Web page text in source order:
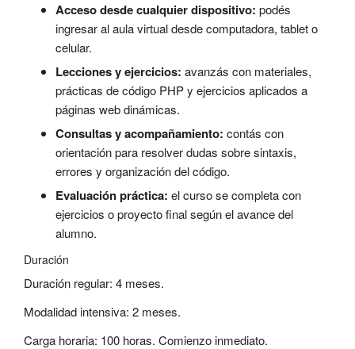
Acceso desde cualquier dispositivo: podés
ingresar al aula virtual desde computadora, tablet o
celular.
Lecciones y ejercicios: avanzás con materiales,
prácticas de código PHP y ejercicios aplicados a
páginas web dinámicas.
Consultas y acompañamiento: contás con
orientación para resolver dudas sobre sintaxis,
errores y organización del código.
Evaluación práctica: el curso se completa con
ejercicios o proyecto final según el avance del
alumno.
Duración
Duración regular: 4 meses.
Modalidad intensiva: 2 meses.
Carga horaria: 100 horas. Comienzo inmediato.